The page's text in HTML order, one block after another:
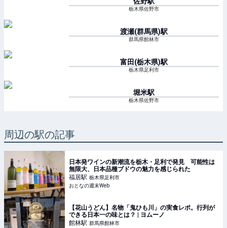
栃木県佐野市
渡瀬(群馬県)駅
群馬県館林市
富田(栃木県)駅
栃木県足利市
堀米駅
栃木県佐野市
周辺の駅の記事
日本発ワインの新潮流を栃木・足利で発見 可能性は
無限大、日本品種ブドウの魅力を感じられた
福居駅 栃木県足利市
おとなの週末Web
【花山うどん】名物「鬼ひも川」の実食レポ。行列が
できる日本一の味とは？ | ヨムーノ
館林駅 群馬県館林市